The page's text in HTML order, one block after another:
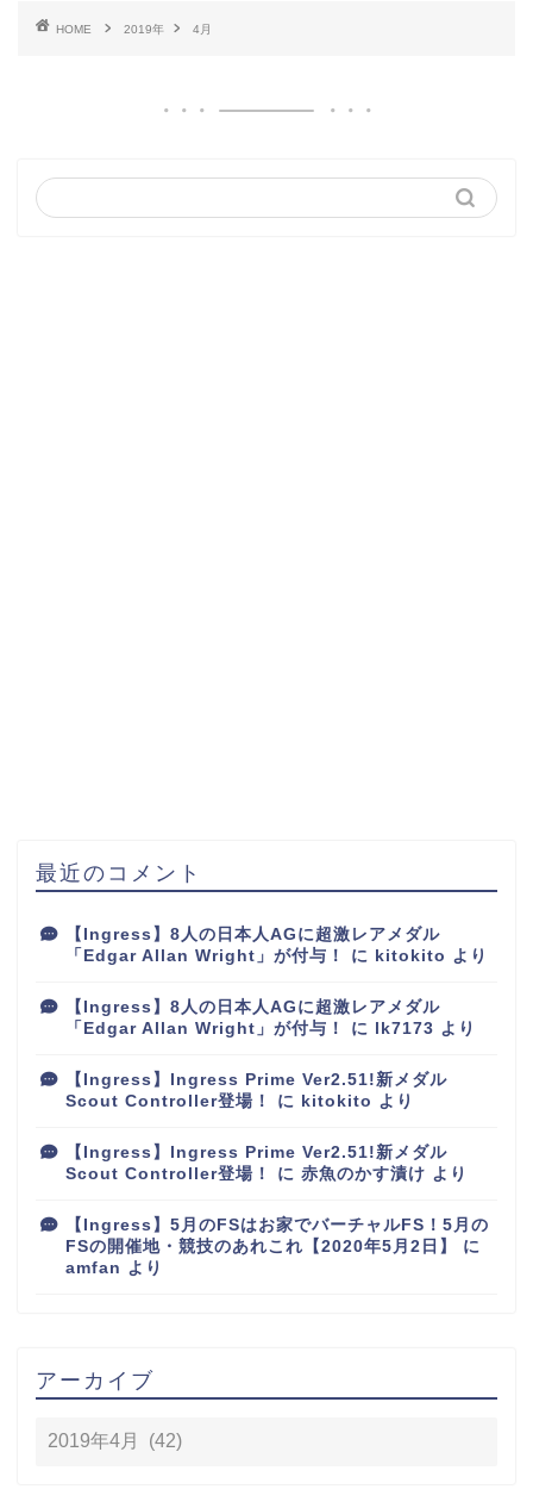
HOME 2019年 4月
最近のコメント
【Ingress】8人の日本人AGに超激レアメダル
「Edgar Allan Wright」が付与！
に kitokito より
【Ingress】8人の日本人AGに超激レアメダル
「Edgar Allan Wright」が付与！
に lk7173 より
【Ingress】Ingress Prime Ver2.51!新メダル
Scout Controller登場！
に kitokito より
【Ingress】Ingress Prime Ver2.51!新メダル
Scout Controller登場！
に 赤魚のかす漬け より
【Ingress】5月のFSはお家でバーチャルFS！5月の
FSの開催地・競技のあれこれ【2020年5月2日】
に
amfan より
アーカイブ